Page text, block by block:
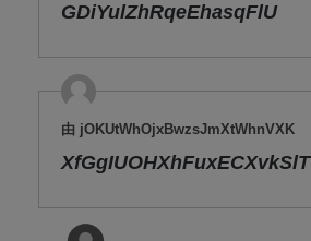
GDiYulZhRqeEhasqFlU
由 jOKUtWhOjxBwzsJmXtWhnVXK
XfGgIUOHXhFuxECXvkSlT